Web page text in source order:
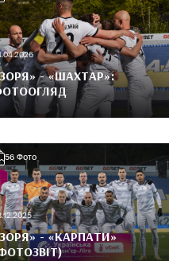
- «ШАХТАР»:
56 Фото
- «КАРПАТИ»